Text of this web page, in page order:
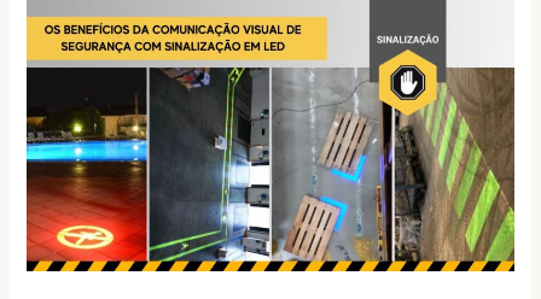
Os
Benefícios
Comunicação
Visual
de
Segurança
com
Sinalização